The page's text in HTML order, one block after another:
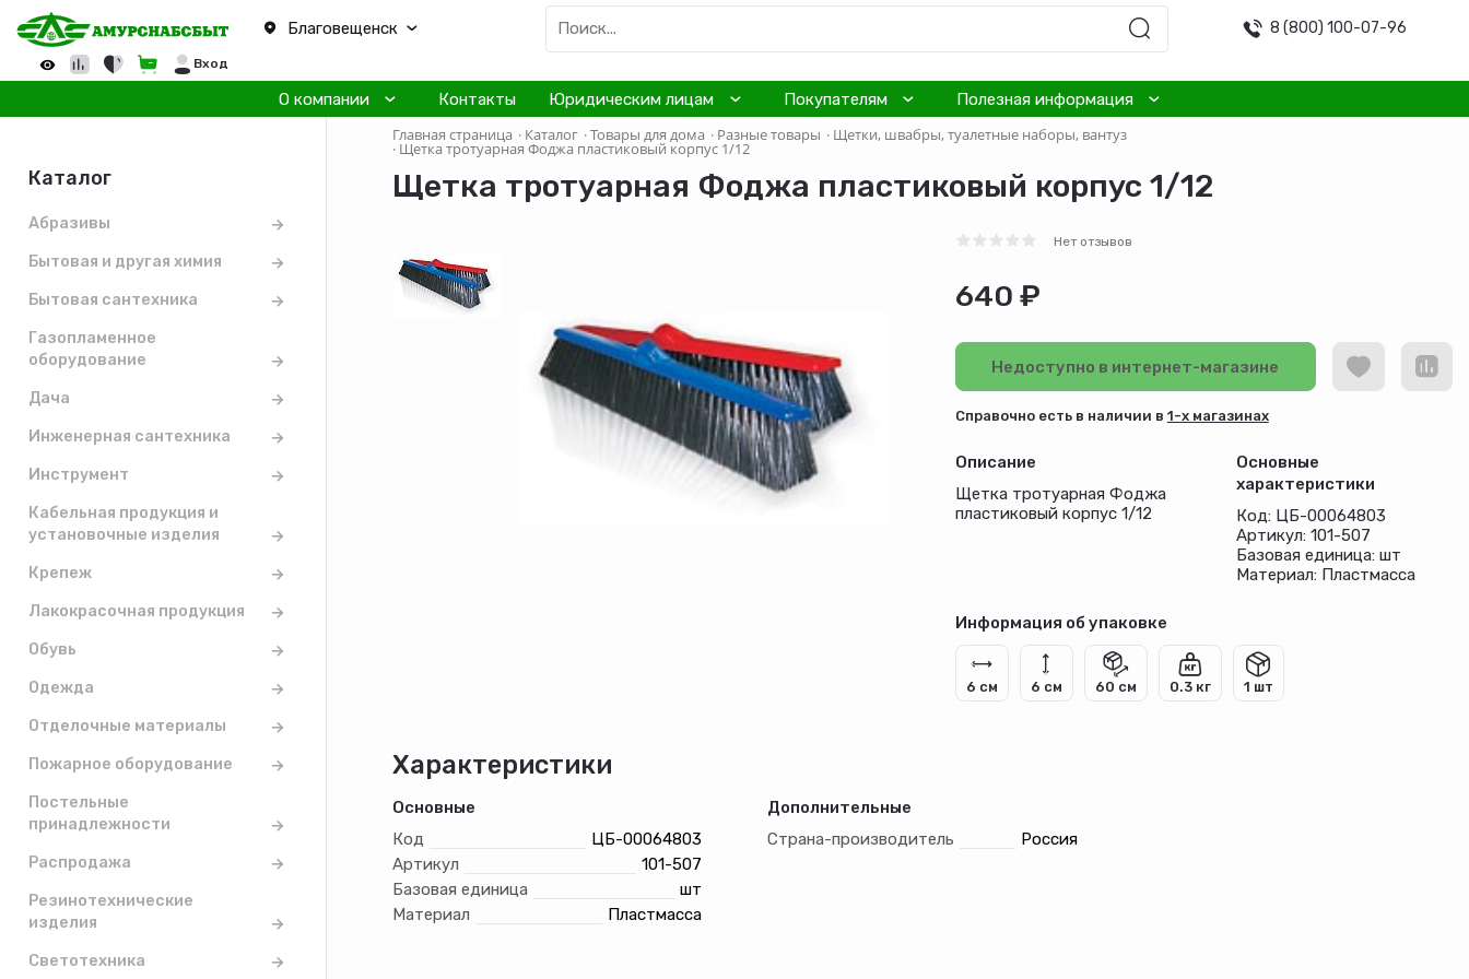
Благовещенск 8 (800) 100-07-96
Вход
О компании Контакты Юридическим лицам Покупателям Полезная информация
Каталог
Абразивы
Бытовая и другая химия
Бытовая сантехника
Газопламенное
оборудование
Дача
Инженерная сантехника
Инструмент
Кабельная продукция и
установочные изделия
Крепеж
Лакокрасочная продукция
Обувь
Одежда
Отделочные материалы
Пожарное оборудование
Постельные
принадлежности
Распродажа
Резинотехнические
изделия
Светотехника
Главная страница · Каталог ·Товары для дома · Разные товары · Щетки, швабры, туалетные наборы, вантуз
· Щетка тротуарная Фоджа пластиковый корпус 1/12
Щетка тротуарная Фоджа пластиковый корпус 1/12
Нет отзывов
640 ₽
Недоступно в интернет-магазине
Cправочно есть в наличии в 1-х магазинах
Описание
Щетка тротуарная Фоджа
пластиковый корпус 1/12
Основные
характеристики
Код: ЦБ-00064803
Артикул: 101-507
Базовая единица: шт
Материал: Пластмасса
Информация об упаковке
6 см 6 см 60 см 0.3 кг 1 шт
Характеристики
Основные
Код
ЦБ-00064803
Артикул
101-507
Базовая единица
шт
Материал
Пластмасса
Дополнительные
Страна-производитель
Россия